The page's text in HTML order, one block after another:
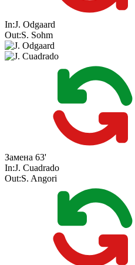
In:J. Odgaard
Out:S. Sohm
Замена 63'
In:J. Cuadrado
Out:S. Angori